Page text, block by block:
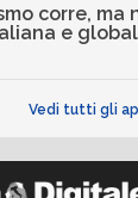
corre,
e
Vedi tutti gli